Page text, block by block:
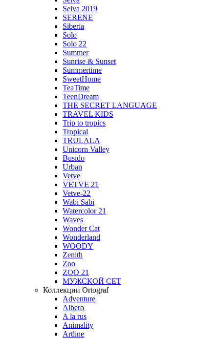
Selva 2019
SERENE
Siberia
Solo
Solo 22
Summer
Sunrise & Sunset
Summertime
SweetHome
TeaTime
TeenDream
THE SECRET LANGUAGE
TRAVEL KIDS
Trip to tropics
Tropical
TRULALA
Unicorn Valley
Busido
Urban
Vetve
VETVE 21
Vetve-22
Wabi Sabi
Watercolor 21
Waves
Wonder Cat
Wonderland
WOODY
Zenith
Zoo
ZOO 21
МУЖСКОЙ СЕТ
Коллекции Ortograf
Adventure
Albero
A la rus
Animality
Artline